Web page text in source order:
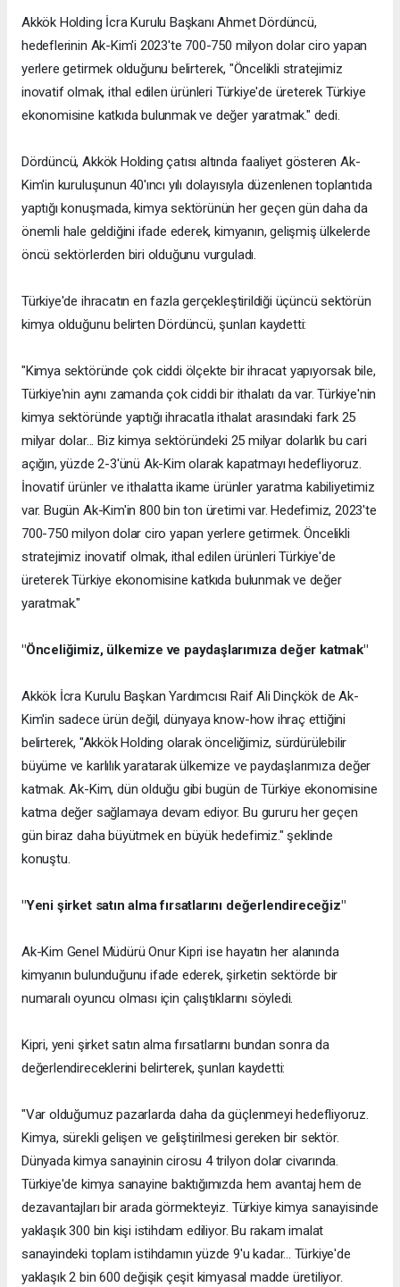
Akkök Holding İcra Kurulu Başkanı Ahmet Dördüncü,
hedeflerinin Ak-Kim'i 2023'te 700-750 milyon dolar ciro yapan
yerlere getirmek olduğunu belirterek, "Öncelikli stratejimiz
inovatif olmak, ithal edilen ürünleri Türkiye'de üreterek Türkiye
ekonomisine katkıda bulunmak ve değer yaratmak." dedi.
Dördüncü, Akkök Holding çatısı altında faaliyet gösteren Ak-
Kim'in kuruluşunun 40'ıncı yılı dolayısıyla düzenlenen toplantıda
yaptığı konuşmada, kimya sektörünün her geçen gün daha da
önemli hale geldiğini ifade ederek, kimyanın, gelişmiş ülkelerde
öncü sektörlerden biri olduğunu vurguladı.
Türkiye'de ihracatın en fazla gerçekleştirildiği üçüncü sektörün
kimya olduğunu belirten Dördüncü, şunları kaydetti:
"Kimya sektöründe çok ciddi ölçekte bir ihracat yapıyorsak bile,
Türkiye'nin aynı zamanda çok ciddi bir ithalatı da var. Türkiye'nin
kimya sektöründe yaptığı ihracatla ithalat arasındaki fark 25
milyar dolar... Biz kimya sektöründeki 25 milyar dolarlık bu cari
açığın, yüzde 2-3'ünü Ak-Kim olarak kapatmayı hedefliyoruz.
İnovatif ürünler ve ithalatta ikame ürünler yaratma kabiliyetimiz
var. Bugün Ak-Kim'in 800 bin ton üretimi var. Hedefimiz, 2023'te
700-750 milyon dolar ciro yapan yerlere getirmek. Öncelikli
stratejimiz inovatif olmak, ithal edilen ürünleri Türkiye'de
üreterek Türkiye ekonomisine katkıda bulunmak ve değer
yaratmak."
"Önceliğimiz, ülkemize ve paydaşlarımıza değer katmak"
Akkök İcra Kurulu Başkan Yardımcısı Raif Ali Dinçkök de Ak-
Kim'in sadece ürün değil, dünyaya know-how ihraç ettiğini
belirterek, "Akkök Holding olarak önceliğimiz, sürdürülebilir
büyüme ve karlılık yaratarak ülkemize ve paydaşlarımıza değer
katmak. Ak-Kim, dün olduğu gibi bugün de Türkiye ekonomisine
katma değer sağlamaya devam ediyor. Bu gururu her geçen
gün biraz daha büyütmek en büyük hedefimiz." şeklinde
konuştu.
"Yeni şirket satın alma fırsatlarını değerlendireceğiz"
Ak-Kim Genel Müdürü Onur Kipri ise hayatın her alanında
kimyanın bulunduğunu ifade ederek, şirketin sektörde bir
numaralı oyuncu olması için çalıştıklarını söyledi.
Kipri, yeni şirket satın alma fırsatlarını bundan sonra da
değerlendireceklerini belirterek, şunları kaydetti:
"Var olduğumuz pazarlarda daha da güçlenmeyi hedefliyoruz.
Kimya, sürekli gelişen ve geliştirilmesi gereken bir sektör.
Dünyada kimya sanayinin cirosu 4 trilyon dolar civarında.
Türkiye'de kimya sanayine baktığımızda hem avantaj hem de
dezavantajları bir arada görmekteyiz. Türkiye kimya sanayisinde
yaklaşık 300 bin kişi istihdam ediliyor. Bu rakam imalat
sanayindeki toplam istihdamın yüzde 9'u kadar... Türkiye'de
yaklaşık 2 bin 600 değişik çeşit kimyasal madde üretiliyor.